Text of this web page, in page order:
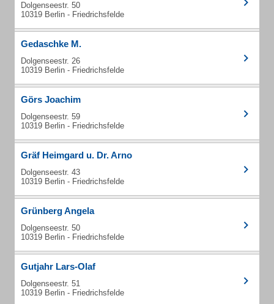
Dolgenseestr. 50
10319 Berlin - Friedrichsfelde
Gedaschke M.
Dolgenseestr. 26
10319 Berlin - Friedrichsfelde
Görs Joachim
Dolgenseestr. 59
10319 Berlin - Friedrichsfelde
Gräf Heimgard u. Dr. Arno
Dolgenseestr. 43
10319 Berlin - Friedrichsfelde
Grünberg Angela
Dolgenseestr. 50
10319 Berlin - Friedrichsfelde
Gutjahr Lars-Olaf
Dolgenseestr. 51
10319 Berlin - Friedrichsfelde